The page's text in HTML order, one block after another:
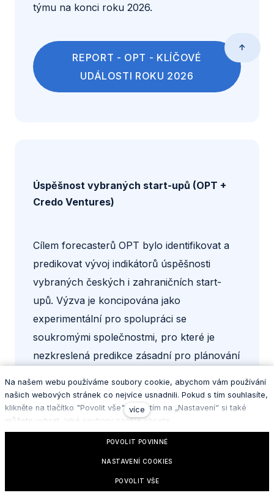
týmu na konci roku 2026.
REPORT - OPT - KLÍČOVÉ
UDÁLOSTI ROKU 2026
Úspěšnost vybraných start-upů (OPT +
Credo Ventures)
Cílem forecasterů OPT bylo identifikovat a
predikovat vývoj indikátorů úspěšnosti
vybraných českých i zahraničních start-
upů. Výzva je koncipována jako
experimentální pro spolupráci se
soukromými společnostmi, pro které je
nezkreslená predikce zásadní pro plánování
REPORT - OPT - ÚSPĚŠNOST
START-UPŮ
↑
Na našem webu používáme soubory cookie, abychom vám používání
našich webových stránek co nejvíce usnadnili. Pokud s tím souhlasíte,
klikněte na tlačítko "Povolit vše". Kliknutím na „Nastavení“ si také
můžete vybrat, jaké soubory cookie chcete.
více
POVOLIT POVINNÉ
NASTAVENÍ COOKIES
POVOLIT VŠE